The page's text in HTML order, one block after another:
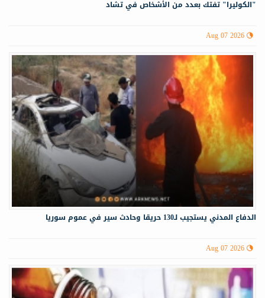
"الكوليرا" تفتك بعدد من الأشخاص في تشاد
Aug 07 2026
الدفاع المدني يستجيب لـ130 حريقا وحادث سير في عموم سوريا
Aug 07 2026